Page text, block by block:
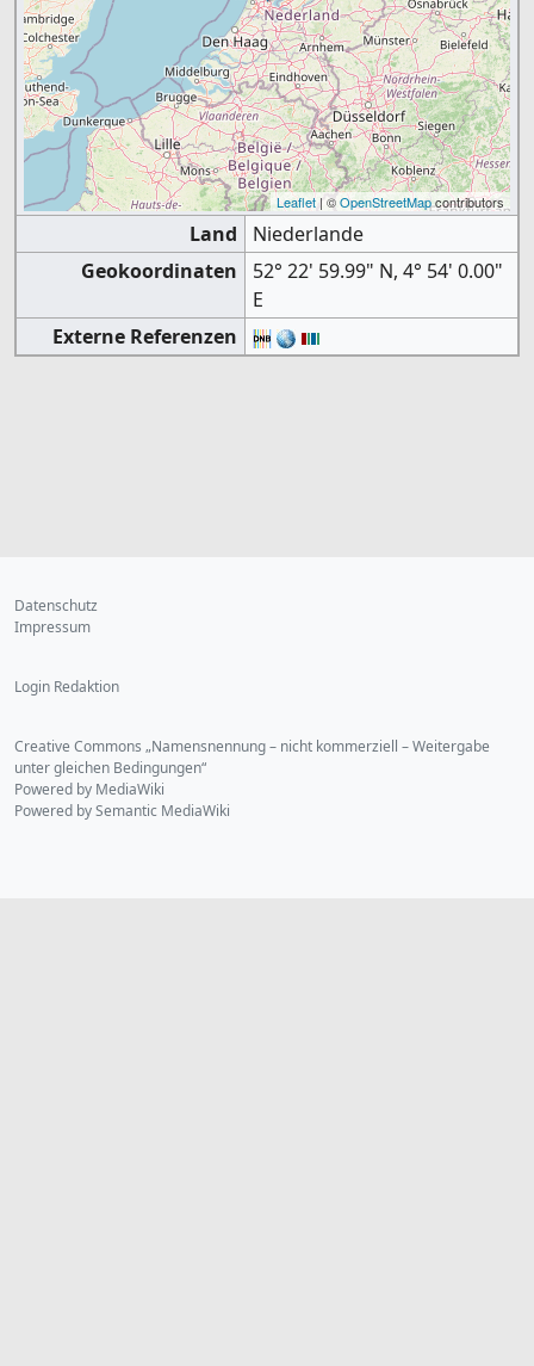
Leaflet| ©OpenStreetMapcontributors
Land
Niederlande
Geokoordinaten
52° 22' 59.99" N, 4° 54' 0.00"
E
Externe Referenzen
Datenschutz
Impressum
Login Redaktion
Creative Commons „Namensnennung – nicht kommerziell – Weitergabe
unter gleichen Bedingungen“
Powered by MediaWiki
Powered by Semantic MediaWiki